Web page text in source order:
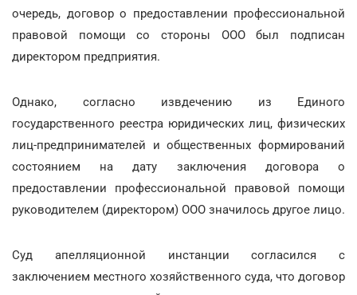
очередь, договор о предоставлении профессиональной
правовой помощи со стороны ООО был подписан
директором предприятия.
Однако, согласно извдечению из Единого
государственного реестра юридических лиц, физических
лиц-предпринимателей и общественных формирований
состоянием на дату заключения договора о
предоставлении профессиональной правовой помощи
руководителем (директором) ООО значилось другое лицо.
Суд апелляционной инстанции согласился с
заключением местного хозяйственного суда, что договор